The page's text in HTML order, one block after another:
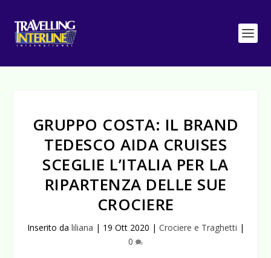
GRUPPO COSTA: IL BRAND
TEDESCO AIDA CRUISES
SCEGLIE L’ITALIA PER LA
RIPARTENZA DELLE SUE
CROCIERE
Inserito da liliana | 19 Ott 2020 | Crociere e Traghetti |
0